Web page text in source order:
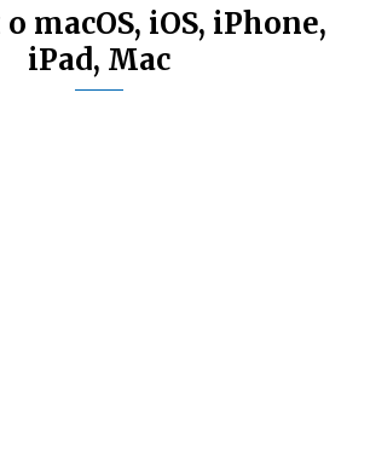
macOS, iOS, iPhone,
iPad, Mac